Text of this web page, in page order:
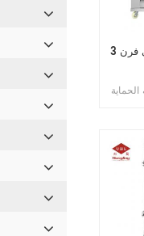
3 طوابق تجارية 6 صواني فرن
الحماية
/ النحاس